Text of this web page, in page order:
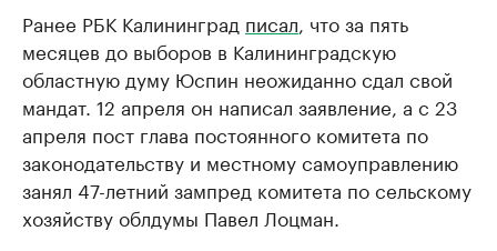
Ранее РБК Калининград писал , что за пять
месяцев до выборов в Калининградскую
областную думу Юспин неожиданно сдал свой
мандат. 12 апреля он написал заявление, а с 23
апреля пост глава постоянного комитета по
законодательству и местному самоуправлению
занял 47-летний зампред комитета по сельскому
хозяйству облдумы Павел Лоцман.